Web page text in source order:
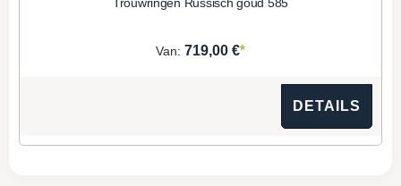
Trouwringen Russisch goud 585
Van: 719,00 €*
DETAILS